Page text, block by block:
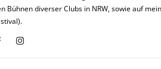
Bühnen diverser Clubs in NRW, sowie auf